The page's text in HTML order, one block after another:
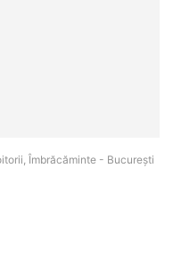
Îmbrăcăminte - Bucureşti